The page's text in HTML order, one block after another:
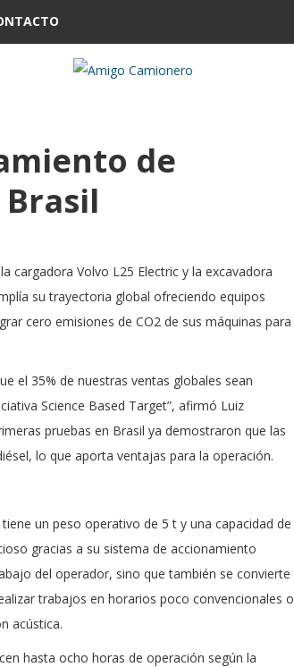
de
cargadora Volvo L25 Electric y la excavadora
su trayectoria global ofreciendo equipos
cero emisiones de CO2 de sus máquinas para
el 35% de nuestras ventas globales sean
Science Based Target”, afirmó Luiz
pruebas en Brasil ya demostraron que las
lo que aporta ventajas para la operación.
un peso operativo de 5 t y una capacidad de
gracias a su sistema de accionamiento
del operador, sino que también se convierte
trabajos en horarios poco convencionales o
acústica.
hasta ocho horas de operación según la